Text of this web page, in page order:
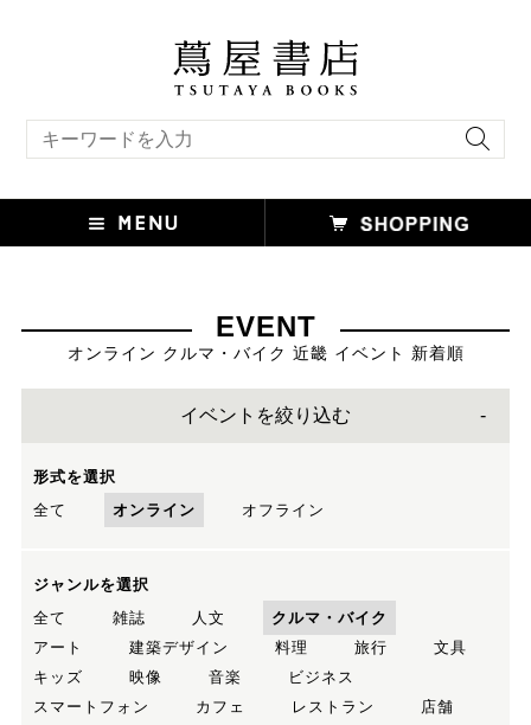
EVENT
オンライン クルマ・バイク 近畿 イベント 新着順
イベントを絞り込む
形式を選択
全て
オンライン オフライン
ジャンルを選択
全て
雑誌 人文
クルマ・バイク
アート
建築デザイン 料理 旅行
文具
キッズ
映像 音楽
ビジネス
スマートフォン
カフェ レストラン
店舗